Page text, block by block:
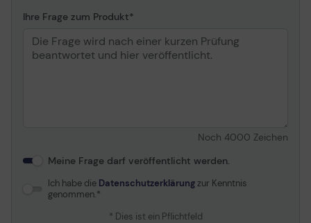
Ihre Frage zum Produkt
Noch 4000 Zeichen
Meine Frage darf veröffentlicht werden.
Ich habe die Datenschutzerklärungzur Kenntnis
genommen.
* Dies ist ein Pflichtfeld